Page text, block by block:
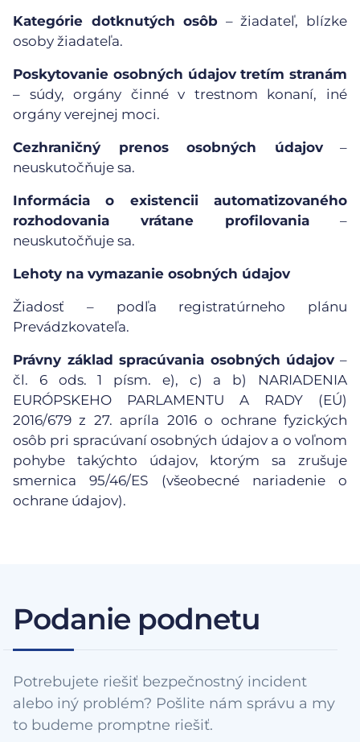
Kategórie dotknutých osôb – žiadateľ, blízke
osoby žiadateľa.
Poskytovanie osobných údajov tretím stranám
– súdy, orgány činné v trestnom konaní, iné
orgány verejnej moci.
Cezhraničný prenos osobných údajov–
neuskutočňuje sa.
Informácia o existencii automatizovaného
rozhodovania vrátane profilovania –
neuskutočňuje sa.
Lehoty na vymazanie osobných údajov
Žiadosť – podľa registratúrneho plánu
Prevádzkovateľa.
Právny základ spracúvania osobných údajov –
čl. 6 ods. 1 písm. e), c) a b) NARIADENIA
EURÓPSKEHO PARLAMENTU A RADY (EÚ)
2016/679 z 27. apríla 2016 o ochrane fyzických
osôb pri spracúvaní osobných údajov a o voľnom
pohybe takýchto údajov, ktorým sa zrušuje
smernica 95/46/ES (všeobecné nariadenie o
ochrane údajov).
Podanie podnetu
Potrebujete riešiť bezpečnostný incident
alebo iný problém? Pošlite nám správu a my
to budeme promptne riešiť.